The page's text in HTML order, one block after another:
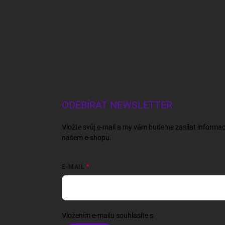
ODEBÍRAT NEWSLETTER
Vložte svůj e-mail a my vám budeme zasílat
našem e-shopu.
E-MAIL
Vložením e-mailu souhlasíte s